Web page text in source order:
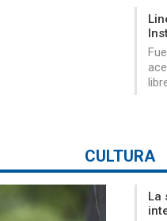
CULTURA
La